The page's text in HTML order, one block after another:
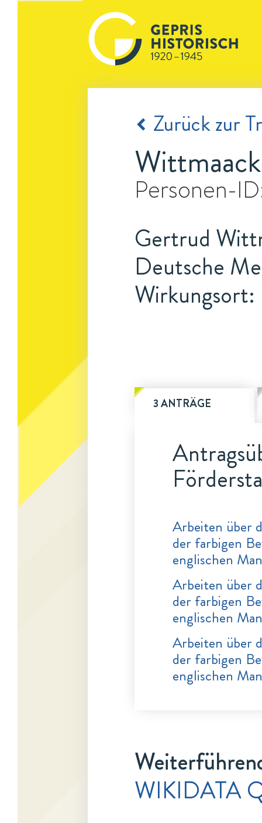
Zurück zur
Personen-
Gertrud
Deutsche
3 ANTRÄGE
Arbeiten über
der farbigen
englischen
Arbeiten über
der farbigen
englischen
Arbeiten über
der farbigen
englischen
WIKIDATA